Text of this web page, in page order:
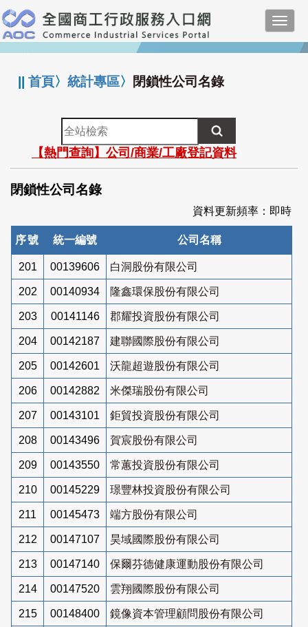
跳
到
主
要
:::
||首頁〉統計專區〉 閉鎖性公司名錄
全
站
檢
索
【熱門查詢】公司/商業/工廠登記資料
閉鎖性公司名錄
資料更新頻率：即時
序號 統一編號 公司名稱
201 00139606 白洞股份有限公司
202 00140934 隆鑫環保股份有限公司
203 00141146 郡耀投資股份有限公司
204 00142187 建聯國際股份有限公司
205 00142601 沃龍超遊股份有限公司
206 00142882 米傑瑞股份有限公司
207 00143101 鉅貿投資股份有限公司
208 00143496 賀宸股份有限公司
209 00143550 常蕙投資股份有限公司
210 00145229 璟豐林投資股份有限公司
211 00145473 端方股份有限公司
212 00147107 昊域國際股份有限公司
213 00147140 保爾芬德健康運動股份有限公司
214 00147520 雲翔國際股份有限公司
215 00148400 鏡像資本管理顧問股份有限公司